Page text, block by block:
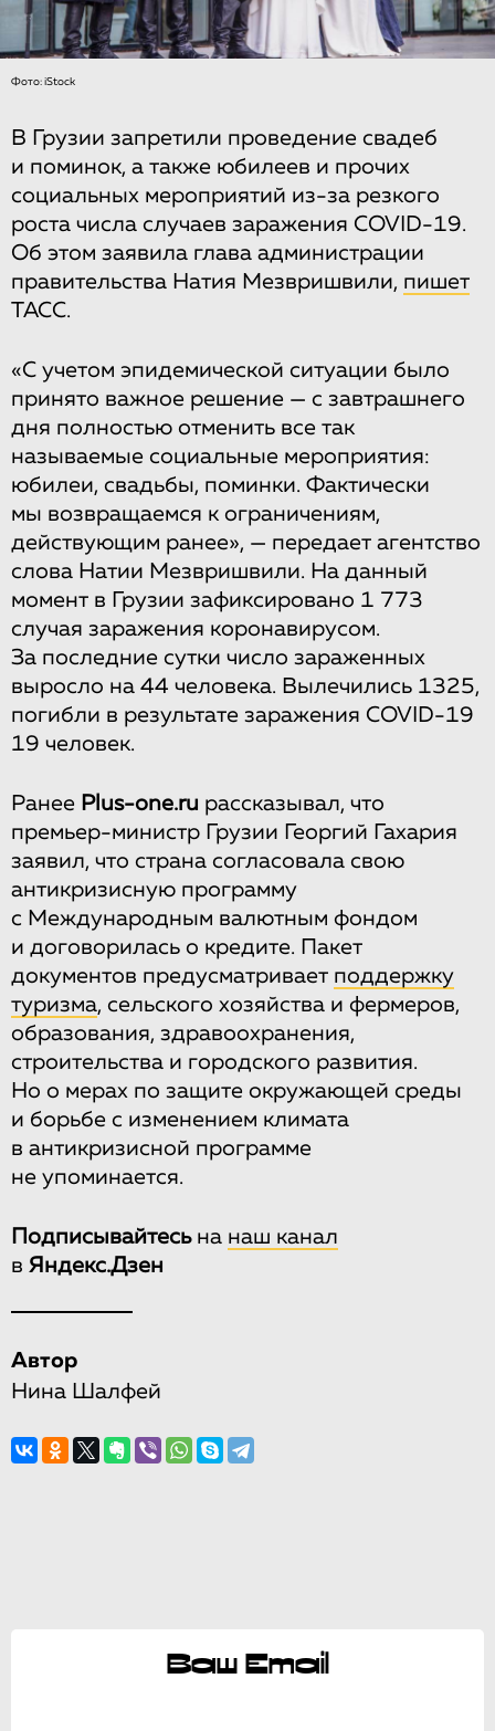
Фото: iStock
В Грузии запретили проведение свадеб
и поминок, а также юбилеев и прочих
социальных мероприятий из-за резкого
роста числа случаев заражения COVID-19.
Об этом заявила глава администрации
правительства Натия Мезвришвили, пишет
ТАСС.
«С учетом эпидемической ситуации было
принято важное решение — с завтрашнего
дня полностью отменить все так
называемые социальные мероприятия:
юбилеи, свадьбы, поминки. Фактически
мы возвращаемся к ограничениям,
действующим ранее», — передает агентство
слова Натии Мезвришвили. На данный
момент в Грузии зафиксировано 1 773
случая заражения коронавирусом.
За последние сутки число зараженных
выросло на 44 человека. Вылечились 1325,
погибли в результате заражения COVID-19
19 человек.
Ранее Plus-one.ru рассказывал, что
премьер-министр Грузии Георгий Гахария
заявил, что страна согласовала свою
антикризисную программу
с Международным валютным фондом
и договорилась о кредите. Пакет
документов предусматривает поддержку
туризма, сельского хозяйства и фермеров,
образования, здравоохранения,
строительства и городского развития.
Но о мерах по защите окружающей среды
и борьбе с изменением климата
в антикризисной программе
не упоминается.
Подписывайтесьна наш канал
в Яндекс.Дзен
Автор
Нина Шалфей
Ваш Email